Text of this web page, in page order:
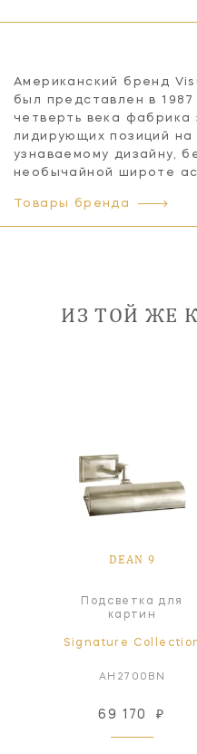
Американский бренд
был представлен в
четверть века фабрика
лидирующих позиций на
узнаваемому дизайну,
необычайной широте
Товары бренда
ИЗ ТОЙ ЖЕ
DEAN 9
Подсветка для
картин
Signature
AH2700BN
69 170 ₽